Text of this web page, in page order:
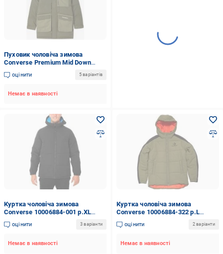
Пуховик чоловіча зимова
Converse Premium Mid Down
Jacket 10021971-360 р.M
оливковий
оцінити 5 варіантів
Немає в наявності
Куртка чоловіча зимова
Converse 10006884-001 р.XL
чорна
оцінити 3 варіанти
Немає в наявності
Куртка чоловіча зимова
Converse 10006884-322 р.L
бежева
оцінити 2 варіанти
Немає в наявності